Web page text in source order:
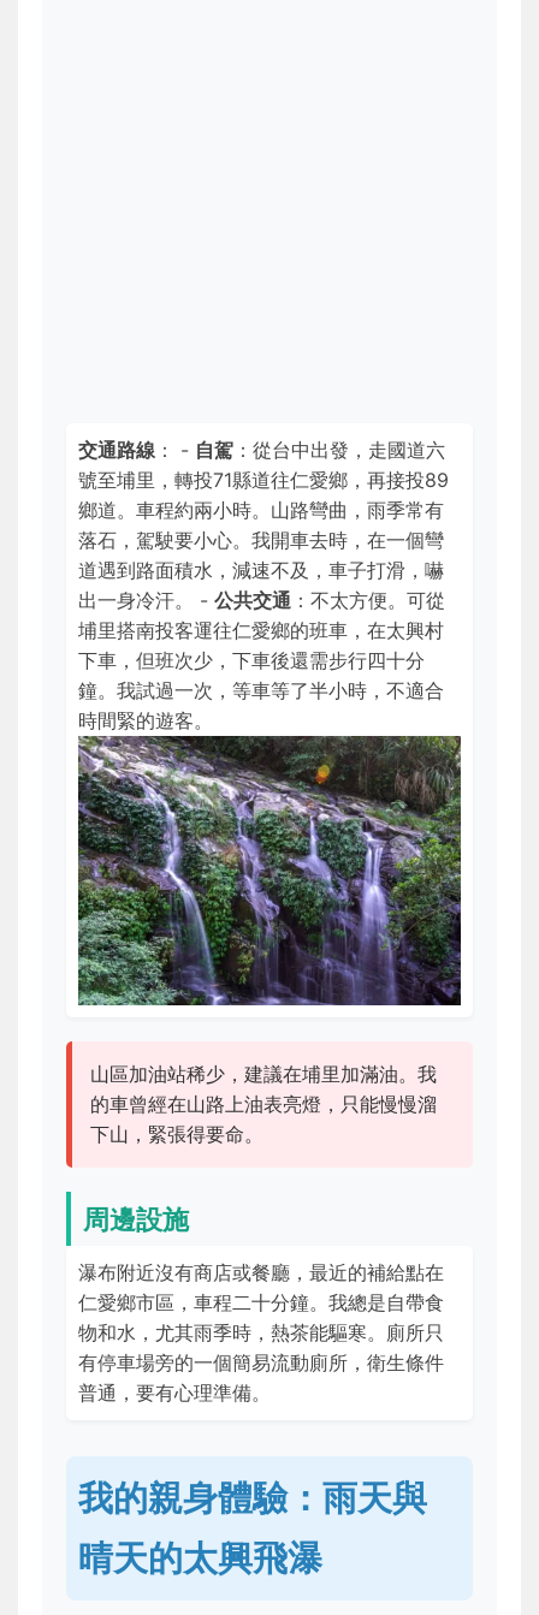
交通路線 ： - 自駕 ：從台中出發，走國道六
號至埔里，轉投71縣道往仁愛鄉，再接投89
鄉道。車程約兩小時。山路彎曲，雨季常有
落石，駕駛要小心。我開車去時，在一個彎
道遇到路面積水，減速不及，車子打滑，嚇
出一身冷汗。 - 公共交通 ：不太方便。可從
埔里搭南投客運往仁愛鄉的班車，在太興村
下車，但班次少，下車後還需步行四十分
鐘。我試過一次，等車等了半小時，不適合
時間緊的遊客。
山區加油站稀少，建議在埔里加滿油。我
的車曾經在山路上油表亮燈，只能慢慢溜
下山，緊張得要命。
周邊設施
瀑布附近沒有商店或餐廳，最近的補給點在
仁愛鄉市區，車程二十分鐘。我總是自帶食
物和水，尤其雨季時，熱茶能驅寒。廁所只
有停車場旁的一個簡易流動廁所，衛生條件
普通，要有心理準備。
我的親身體驗：雨天與
晴天的太興飛瀑